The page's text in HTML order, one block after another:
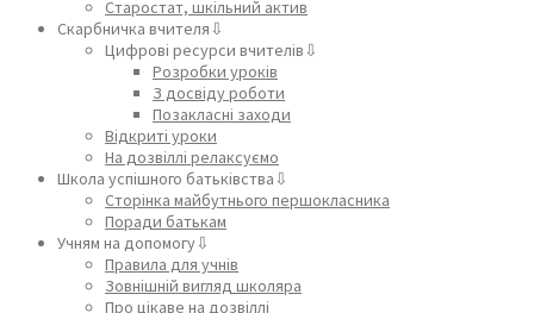
Старостат, шкільний актив
Скарбничка вчителя⇩
Цифрові ресурси вчителів⇩
Розробки уроків
З досвіду роботи
Позакласні заходи
Відкриті уроки
На дозвіллі релаксуємо
Школа успішного батьківства⇩
Сторінка майбутнього першокласника
Поради батькам
Учням на допомогу⇩
Правила для учнів
Зовнішній вигляд школяра
Про цікаве на дозвіллі